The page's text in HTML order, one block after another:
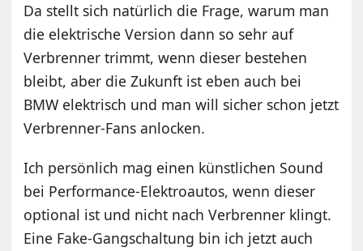
Da stellt sich natürlich die Frage, warum man
die elektrische Version dann so sehr auf
Verbrenner trimmt, wenn dieser bestehen
bleibt, aber die Zukunft ist eben auch bei
BMW elektrisch und man will sicher schon jetzt
Verbrenner-Fans anlocken.
Ich persönlich mag einen künstlichen Sound
bei Performance-Elektroautos, wenn dieser
optional ist und nicht nach Verbrenner klingt.
Eine Fake-Gangschaltung bin ich jetzt auch